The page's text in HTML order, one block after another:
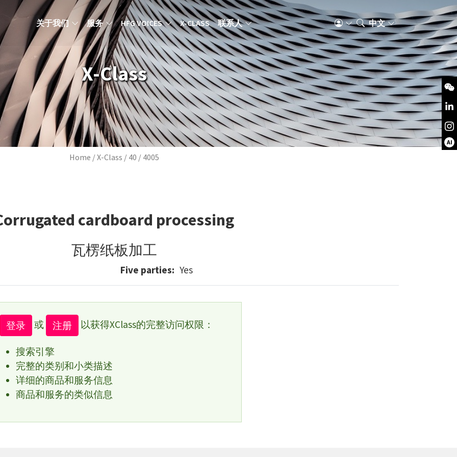
MAIN NAVIGATION ZH
关于我们 服务 HFG VOICES X-CLASS 联系人 中文
X-Class
Breadcrumb
Home X-Class 40 4005
cardboard processing
瓦楞纸板加工
Five parties Yes
登录 或 注册 以获得XClass的完整访问权限：
搜索引擎
完整的类别和小类描述
详细的商品和服务信息
商品和服务的类似信息
AI